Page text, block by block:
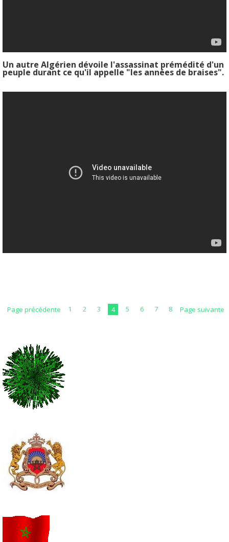
Un autre Algérien dévoile l'assassinat prémédité d'un
peuple durant ce qu'il appelle "les années de braises".
Page précédente 1 2 3 4 5 6 7 8 Page suivante